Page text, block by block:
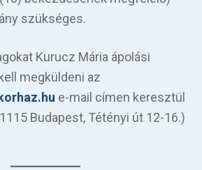
szükséges.
Kurucz Mária ápolási
megküldeni az
e-mail címen keresztül
Budapest, Tétényi út 12-16.)